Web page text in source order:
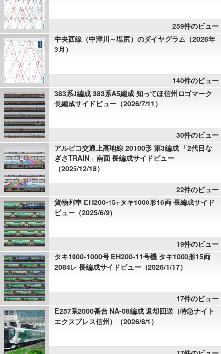
259件のビュー
中央西線（中津川～塩尻）のダイヤグラム（2026年
3月）
140件のビュー
383系J編成 383系A5編成 知ってほ信州ロゴマーク
長編成サイドビュー（2026/7/11）
30件のビュー
アルピコ交通上高地線 20100形 第3編成 「2代目な
ぎさTRAIN」南面 長編成サイドビュー
（2025/12/18）
22件のビュー
貨物列車 EH200-15+タキ1000形16両 長編成サイド
ビュー（2025/6/9）
19件のビュー
タキ1000-1000号 EH200-11号機 タキ1000形15両
2084レ 長編成サイドビュー（2026/1/17）
17件のビュー
E257系2000番台 NA-08編成 返却回送（特急ナイト
エクスプレス信州）（2026/8/1）